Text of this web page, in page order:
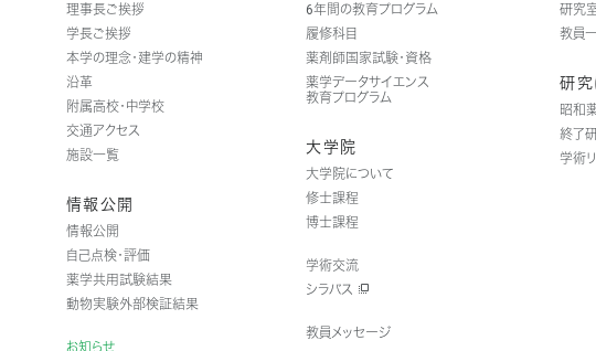
理事長ご挨拶
学長ご挨拶
本学の理念・建学の精神
沿革
附属高校・中学校
交通アクセス
施設一覧
情報公開
情報公開
自己点検・評価
薬学共用試験結果
動物実験外部検証結果
お知らせ
6年間の教育プログラム
履修科目
薬剤師国家試験・資格
薬学データサイエンス
教育プログラム
大学院
大学院について
修士課程
博士課程
学術交流
シラバス
教員メッセージ
研究
教員
研究
昭和
終了
学術